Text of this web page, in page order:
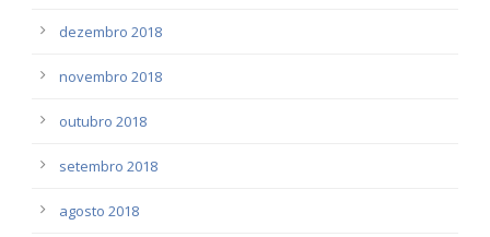
dezembro 2018
novembro 2018
outubro 2018
setembro 2018
agosto 2018